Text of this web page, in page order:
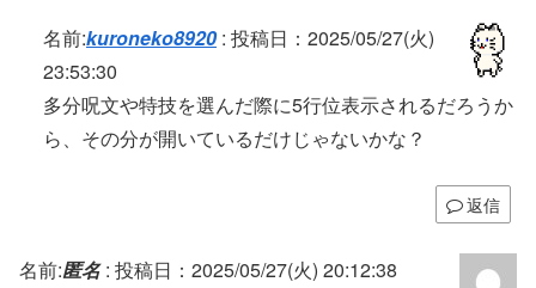
名前:kuroneko8920: 投稿日：2025/05/27(火)
23:53:30
多分呪文や特技を選んだ際に5行位表示されるだろうか
ら、その分が開いているだけじゃないかな？
返信
名前:匿名: 投稿日：2025/05/27(火) 20:12:38